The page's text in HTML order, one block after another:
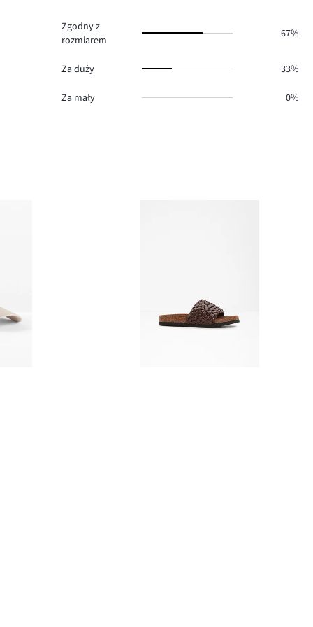
Zgodny z
rozmiarem
67%
Za duży 33%
Za mały 0%